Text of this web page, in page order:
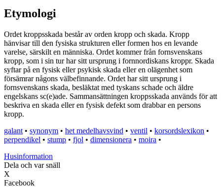
Etymologi
Ordet kroppsskada består av orden kropp och skada. Kropp
hänvisar till den fysiska strukturen eller formen hos en levande
varelse, särskilt en människa. Ordet kommer från fornsvenskans
kropp, som i sin tur har sitt ursprung i fornnordiskans kroppr. Skada
syftar på en fysisk eller psykisk skada eller en olägenhet som
försämrar någons välbefinnande. Ordet har sitt ursprung i
fornsvenskans skada, besläktat med tyskans schade och äldre
engelskans sc(e)ade. Sammansättningen kroppsskada används för att
beskriva en skada eller en fysisk defekt som drabbar en persons
kropp.
galant • synonym • het medelhavsvind • ventil • korsordslexikon •
perpendikel • stump • fjol • dimensionera • moira •
Husinformation
Dela och var snäll
X
Facebook